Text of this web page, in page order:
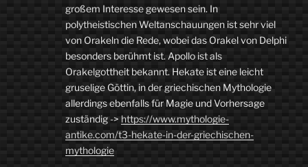
großem Interesse gewesen sein. In
polytheistischen Weltanschauungen ist sehr viel
von Orakeln die Rede, wobei das Orakel von Delphi
besonders berühmt ist. Apollo ist als
Orakelgottheit bekannt. Hekate ist eine leicht
gruselige Göttin, in der griechischen Mythologie
allerdings ebenfalls für Magie und Vorhersage
zuständig -> https://www.mythologie-
antike.com/t3-hekate-in-der-griechischen-
mythologie